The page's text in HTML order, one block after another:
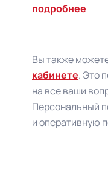
подробнее
Вы также
кабинете. Это
на все ваши
Персональный
и оперативную